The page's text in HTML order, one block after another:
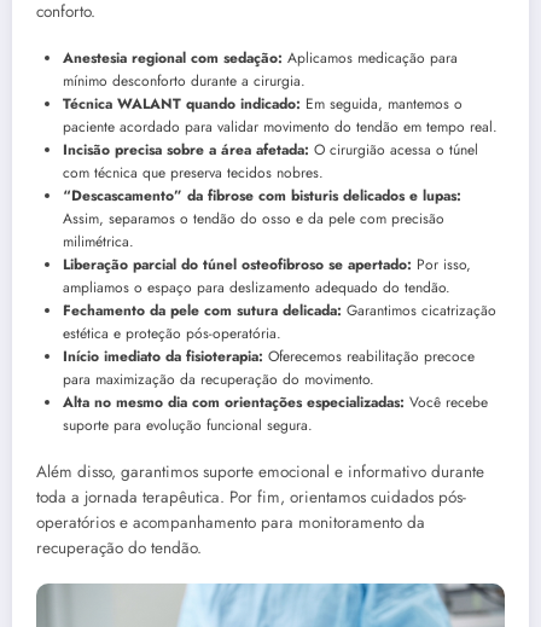
conforto.
Anestesia regional com sedação: Aplicamos medicação para
mínimo desconforto durante a cirurgia.
Técnica WALANT quando indicado: Em seguida, mantemos o
paciente acordado para validar movimento do tendão em tempo real.
Incisão precisa sobre a área afetada: O cirurgião acessa o túnel
com técnica que preserva tecidos nobres.
“Descascamento” da fibrose com bisturis delicados e lupas:
Assim, separamos o tendão do osso e da pele com precisão
milimétrica.
Liberação parcial do túnel osteofibroso se apertado: Por isso,
ampliamos o espaço para deslizamento adequado do tendão.
Fechamento da pele com sutura delicada: Garantimos cicatrização
estética e proteção pós-operatória.
Início imediato da fisioterapia: Oferecemos reabilitação precoce
para maximização da recuperação do movimento.
Alta no mesmo dia com orientações especializadas: Você recebe
suporte para evolução funcional segura.
Além disso, garantimos suporte emocional e informativo durante
toda a jornada terapêutica. Por fim, orientamos cuidados pós-
operatórios e acompanhamento para monitoramento da
recuperação do tendão.